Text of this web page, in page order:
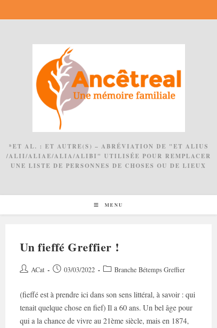
*ET AL. : ET AUTRE(S) – ABRÉVIATION DE "ET ALIUS
/ALII/ALIAE/ALIA/ALIBI" UTILISÉE POUR REMPLACER
UNE LISTE DE PERSONNES DE CHOSES OU DE LIEUX
MENU
Un fieffé Greffier !
Auteur/autrice
la
publication :
ACat
Post03/03/2022
PostBranche Bétemps Greffier
(fieffé est à prendre ici dans son sens littéral, à savoir : qui
tenait quelque chose en fief) Il a 60 ans. Un bel âge pour
qui a la chance de vivre au 21ème siècle, mais en 1874,